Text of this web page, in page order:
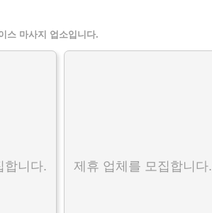
스 마사지 업소입니다.
합니다. 제휴 업체를 모집합니다.